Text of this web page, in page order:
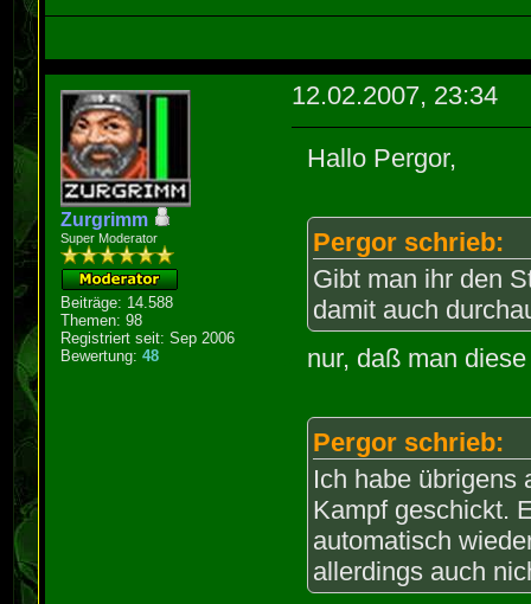
Zurgrimm
Super Moderator
Beiträge: 14.588
Themen: 98
Registriert seit: Sep 2006
Bewertung:48
12.02.2007, 23:34
Hallo Pergor,
Pergor schrieb:
Gibt man ihr den
damit auch
nur, daß man
Pergor schrieb:
Ich habe übrigens
Kampf geschickt.
automatisch
allerdings auch